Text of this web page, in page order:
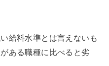
給料水準とは言えないも
ある職種に比べると劣